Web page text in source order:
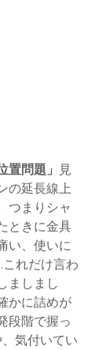
置問題」
見
の延長線上
つまりシャ
ときに金具
い、使いに
これだけ言わ
ましまし
かに詰めが
段階で握っ
気付いてい